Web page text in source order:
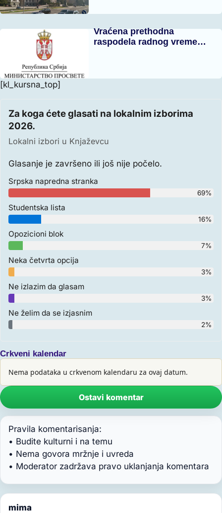
Vraćena prethodna
raspodela radnog vreme…
[kl_kursna_top]
Za koga ćete glasati na lokalnim izborima
2026.
Lokalni izbori u Knjaževcu
Glasanje je završeno ili još nije počelo.
Srpska napredna stranka
69%
Studentska lista
16%
Opozicioni blok
7%
Neka četvrta opcija
3%
Ne izlazim da glasam
3%
Ne želim da se izjasnim
2%
Crkveni kalendar
Nema podataka u crkvenom kalendaru za ovaj datum.
Ostavi komentar
Pravila komentarisanja:
• Budite kulturni i na temu
• Nema govora mržnje i uvreda
• Moderator zadržava pravo uklanjanja komentara
mima